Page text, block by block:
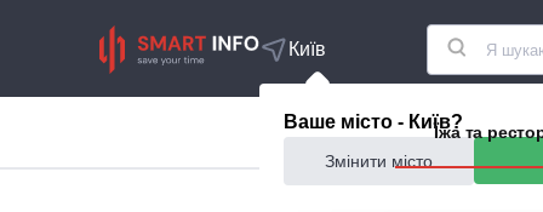
Київ
Ваше місто - Київ?
Змінити місто
Акції Їжа та